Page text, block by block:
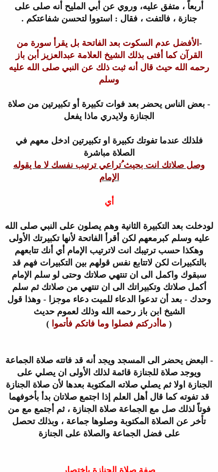
أربعاً ، متفق عليه، وروي عن أبي المليح أنه صلى على
جنازة ، فالتفت ، فقال : استووا لتحسن شفاعتكم .
- الأفضل عدم السكوت بعد الفاتحة بل يقرأ سورة من
القرآن كما أفتى بذلك الشيخ العلامة عبدالعزيز أبن باز
رحمه الله حيث قال أنه ثبت ذلك عن النبي صلى الله عليه
وسلم
- بعض الناس يحضر بعد فوات تكبيرة أو تكبيرتين من صلاة
الجنازة ولايدري ماذا يفعل
فلذلك عندما تفوتك تكبيرة او تكبيرتين ادخل معهم في
الصلاة مباشرة
وصل صلاتك انت بحيث ُتراعي ترتيب نفسك لا ما يقوله
الإمام
أي
لودخلت بعد التكبيرة الثانية وهم يصلون على النبي صلى الله
عليه وسلم كبر معهم لكن أقرأ الفاتحة لأنها تكبيرتك الأولى
وهكذا حسب ترتيبك انت لاترتيب الإمام أي أنك تتابعهم
بالتكبيرات لكن لاتتابع نفس قولهم بين التكبيرات فهم قد
سبقوك واكمل الى ان تنتهي صلاتك وحتى لو سلم الإمام
أكمل صلاتك وتكبيراتك الى ان تنتهي من صلاتك ثم سلم
وحدك - بعد أن تدعوا الدعاء للميتدعاء موجزا - وهذا قول
الشيخ ابن باز رحمه الله وذلك لعموم حديث
( ما أدركتم فصلوا وما فاتكم فأتموا )
- البعض يحضر الى المسجد ويجد أنه قد فاتته صلاة الجماعة
ويوجد صلاة للجنازة قائمة لذلك الأولى ان يصلي على
الجنازة اولا ثم يصلي صلاته المكتوبة بعدها لأن صلاة الجنازة
قد تفوته كما قال أهل العلم إذا اجتمع صلاتان بدأ بأخوفهما
فوتاً لذلك صل مع الجماعة صلاة الجنازة ، ثم أجتمع مع من
تأخر عن الصلاة المكتوبة وصلوها جماعة ، وبذلك تحصل
على فضل الجماعة والصلاة على الجنازة